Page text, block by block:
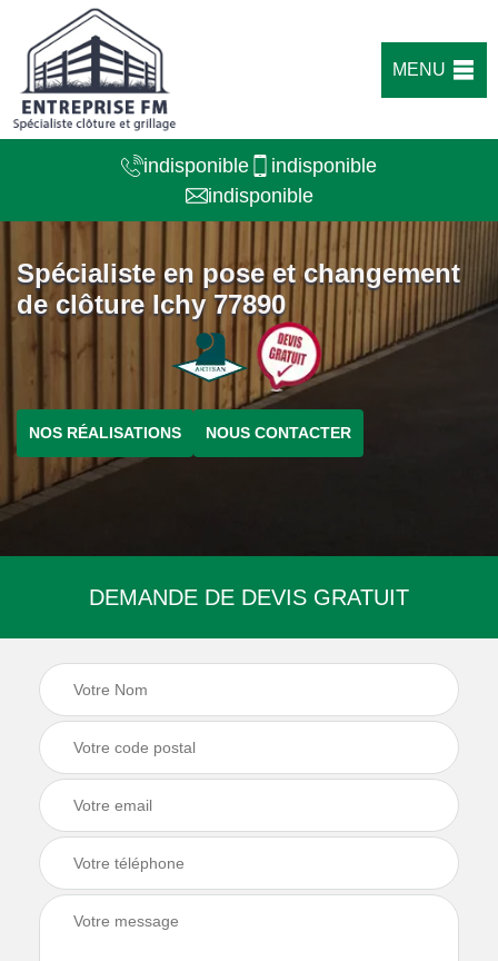
MENU
indisponible
indisponible
indisponible
Spécialiste en pose et changement
de clôture Ichy 77890
NOS RÉALISATIONS NOUS CONTACTER
DEMANDE DE DEVIS GRATUIT